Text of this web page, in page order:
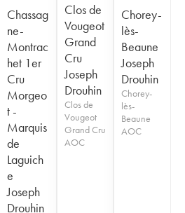
Chassag
ne-
Montrac
het 1er
Cru
Morgeo
t -
Marquis
de
Laguich
e
Joseph
Drouhin
Clos de
Vougeot
Grand
Cru
Joseph
Drouhin
Clos de
Vougeot
Grand Cru
AOC
Chorey-
lès-
Beaune
Joseph
Drouhin
Chorey-
lès-
Beaune
AOC